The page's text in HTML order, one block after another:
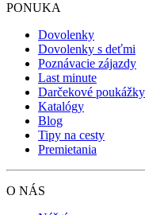
PONUKA
Dovolenky
Dovolenky s deťmi
Poznávacie zájazdy
Last minute
Darčekové poukážky
Katalógy
Blog
Tipy na cesty
Premietania
O NÁS